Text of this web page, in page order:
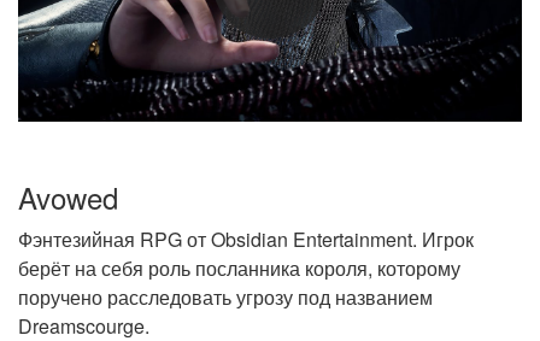
Avowed
Фэнтезийная RPG от Obsidian Entertainment. Игрок
берёт на себя роль посланника короля, которому
поручено расследовать угрозу под названием
Dreamscourge.